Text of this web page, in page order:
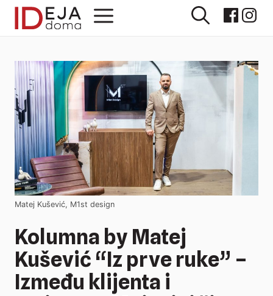
Preskoči
Matej Kušević, M1st design
Kolumna by Matej
Kušević “Iz prve ruke” –
Između klijenta i